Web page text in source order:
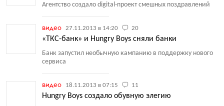
Агентство создало digital-проект смешных поздравлений
видео 27.11.2013 в 14:20 20
«ТКС-банк» и Hungry Boys сняли банки
Банк запустил необычную кампанию в поддержку нового
сервиса
видео 18.11.2013 в 07:15 11
Hungry Boys создало обувную элегию